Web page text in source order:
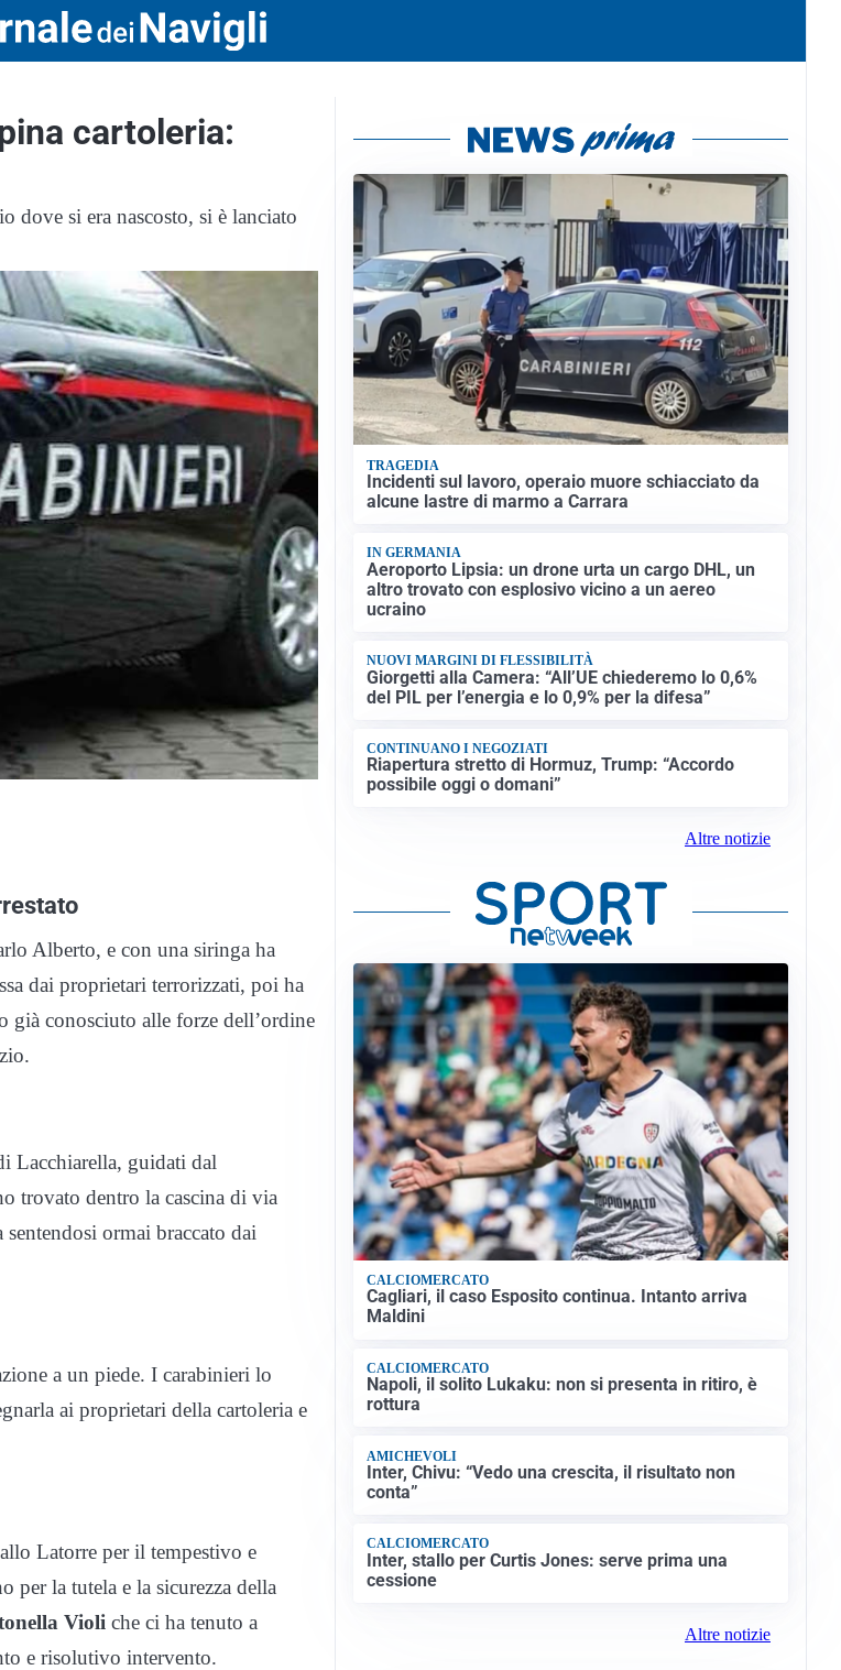
cartoleria:
dove si era nascosto, si è lanciato
Alberto, e con una siringa ha
dai proprietari terrorizzati, poi ha
conosciuto alle forze dell’ordine
Lacchiarella, guidati dal
trovato dentro la cascina di via
ormai braccato dai
a un piede. I carabinieri lo
ai proprietari della cartoleria e
Latorre per il tempestivo e
la tutela e la sicurezza della
Violi che ci ha tenuto a
e risolutivo intervento.
TRAGEDIA
Incidenti sul lavoro, operaio muore schiacciato da
alcune lastre di marmo a Carrara
IN GERMANIA
Aeroporto Lipsia: un drone urta un cargo DHL, un
altro trovato con esplosivo vicino a un aereo
ucraino
NUOVI MARGINI DI FLESSIBILITÀ
Giorgetti alla Camera: “All’UE chiederemo lo 0,6%
del PIL per l’energia e lo 0,9% per la difesa”
CONTINUANO I NEGOZIATI
Riapertura stretto di Hormuz, Trump: “Accordo
possibile oggi o domani”
Altre notizie
CALCIOMERCATO
Cagliari, il caso Esposito continua. Intanto arriva
Maldini
CALCIOMERCATO
Napoli, il solito Lukaku: non si presenta in ritiro, è
rottura
AMICHEVOLI
Inter, Chivu: “Vedo una crescita, il risultato non
conta”
CALCIOMERCATO
Inter, stallo per Curtis Jones: serve prima una
cessione
Altre notizie